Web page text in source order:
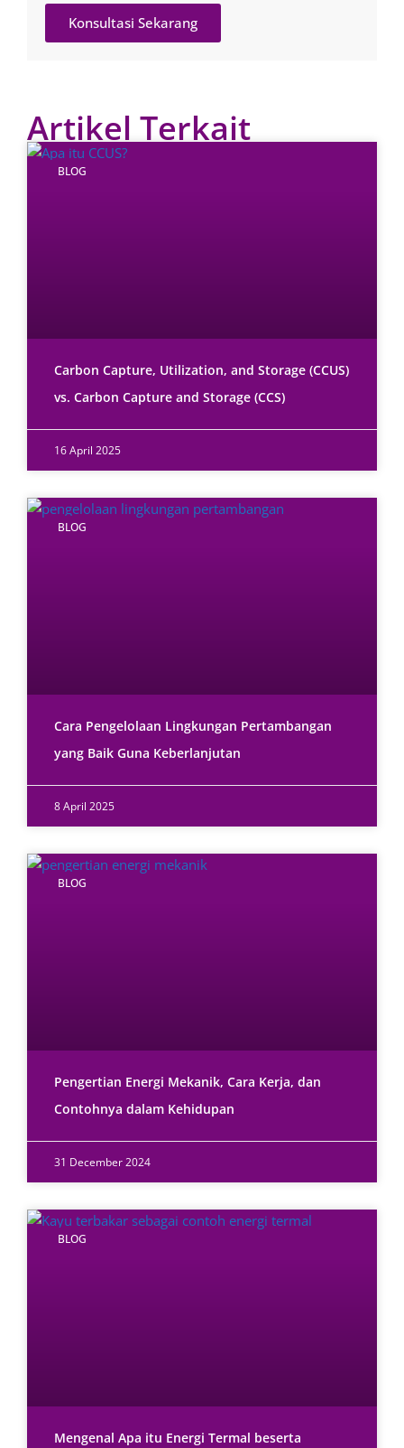
Konsultasi Sekarang
Artikel Terkait
BLOG
Carbon Capture, Utilization, and Storage (CCUS)
vs. Carbon Capture and Storage (CCS)
16 April 2025
BLOG
Cara Pengelolaan Lingkungan Pertambangan
yang Baik Guna Keberlanjutan
8 April 2025
BLOG
Pengertian Energi Mekanik, Cara Kerja, dan
Contohnya dalam Kehidupan
31 December 2024
BLOG
Mengenal Apa itu Energi Termal beserta